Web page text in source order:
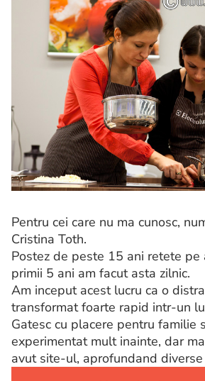
Pentru cei care nu ma cunosc,
Cristina Toth.
Postez de peste 15 ani retete pe
primii 5 ani am facut asta zilnic.
Am inceput acest lucru ca o
transformat foarte rapid intr-un
Gatesc cu placere pentru familie
experimentat mult inainte, dar
avut site-ul, aprofundand